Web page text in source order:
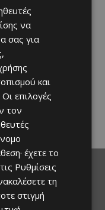
ΠΑΣ
βλέπουν
κάτω από τ’
στο Βοτανικό
Φασούλας
μια ξεχωριστή
έξοδο για όλη την
τότε το Βοτανικό
στη Λεμεσό
να
σας για
και
επιλογές
τον
έχετε το
Ρυθμίσεις
τη
στιγμή